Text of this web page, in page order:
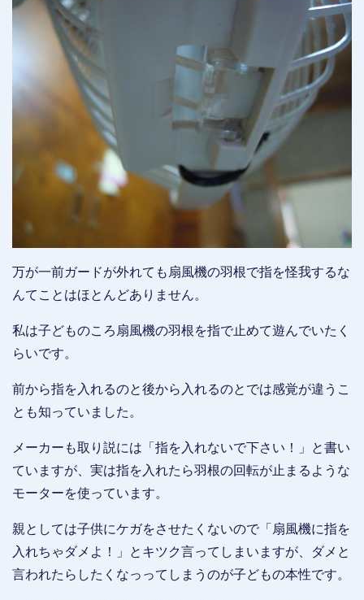
万が一前ガードが外れても扇風機の羽根で指を怪我するな
んてことはほとんどありません。
私は子どものころ扇風機の羽根を指で止めて遊んでいたく
らいです。
前から指を入れるのと後から入れるのとでは感覚が違うこ
とも知っていました。
メーカーも取り説には「指を入れないで下さい！」と書い
ていますが、実は指を入れたら羽根の回転が止まるような
モーターを使っています。
親としては子供にケガをさせたくないので「扇風機に指を
入れちゃダメよ！」とキツク言ってしまいますが、ダメと
言われたらしたくなっってしまうのが子どもの本性です。